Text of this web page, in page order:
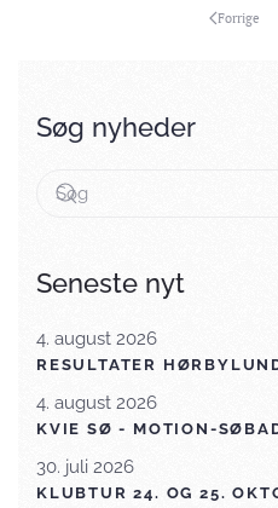
Forrige
Søg nyheder
Seneste nyt
4. august 2026
RESULTATER
4. august 2026
KVIE SØ - MOTION-
30. juli 2026
KLUBTUR 24. OG 25.